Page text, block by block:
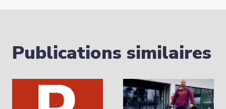
Publications similaires